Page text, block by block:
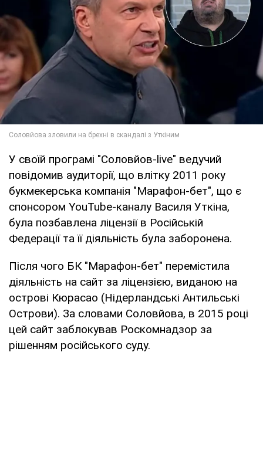
У своїй програмі "Соловйов-live" ведучий
повідомив аудиторії, що влітку 2011 року
букмекерська компанія "Марафон-бет", що є
спонсором YouTube-каналу Василя Уткіна,
була позбавлена ліцензії в Російській
Федерації та її діяльність була заборонена.
Після чого БК "Марафон-бет" перемістила
діяльність на сайт за ліцензією, виданою на
острові Кюрасао (Нідерландські Антильські
Острови). За словами Соловйова, в 2015 році
цей сайт заблокував Роскомнадзор за
рішенням російського суду.